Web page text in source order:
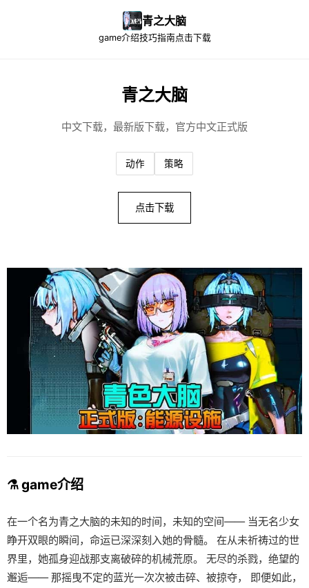
青之大脑
game介绍技巧指南点击下载
青之大脑
中文下载，最新版下载，官方中文正式版
动作 策略
点击下载
⚗️ game介绍
在一个名为青之大脑的未知的时间，未知的空间—— 当无名少女
睁开双眼的瞬间，命运已深深刻入她的骨髓。 在从未祈祷过的世
界里，她孤身迎战那支离破碎的机械荒原。 无尽的杀戮，绝望的
邂逅—— 那摇曳不定的蓝光一次次被击碎、被掠夺， 即便如此，